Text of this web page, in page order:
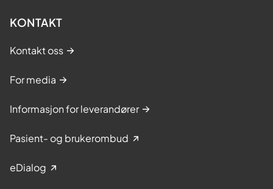
KONTAKT
Kontakt oss
For media
Informasjon for leverandører
Pasient- og brukerombud
eDialog